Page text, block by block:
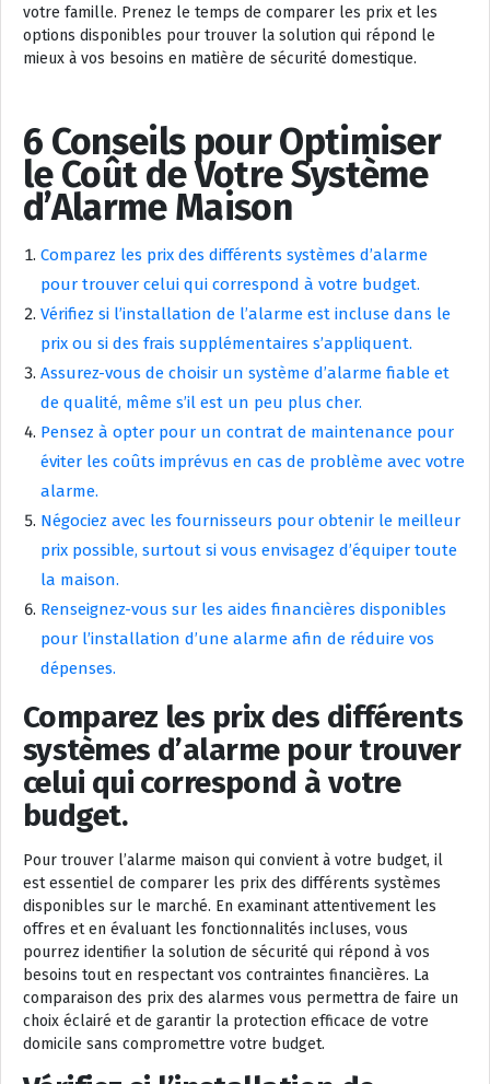
votre famille. Prenez le temps de comparer les prix et les
options disponibles pour trouver la solution qui répond le
mieux à vos besoins en matière de sécurité domestique.
6 Conseils pour Optimiser
le Coût de Votre Système
d’Alarme Maison
Comparez les prix des différents systèmes d’alarme
pour trouver celui qui correspond à votre budget.
Vérifiez si l’installation de l’alarme est incluse dans le
prix ou si des frais supplémentaires s’appliquent.
Assurez-vous de choisir un système d’alarme fiable et
de qualité, même s’il est un peu plus cher.
Pensez à opter pour un contrat de maintenance pour
éviter les coûts imprévus en cas de problème avec votre
alarme.
Négociez avec les fournisseurs pour obtenir le meilleur
prix possible, surtout si vous envisagez d’équiper toute
la maison.
Renseignez-vous sur les aides financières disponibles
pour l’installation d’une alarme afin de réduire vos
dépenses.
Comparez les prix des différents
systèmes d’alarme pour trouver
celui qui correspond à votre
budget.
Pour trouver l’alarme maison qui convient à votre budget, il
est essentiel de comparer les prix des différents systèmes
disponibles sur le marché. En examinant attentivement les
offres et en évaluant les fonctionnalités incluses, vous
pourrez identifier la solution de sécurité qui répond à vos
besoins tout en respectant vos contraintes financières. La
comparaison des prix des alarmes vous permettra de faire un
choix éclairé et de garantir la protection efficace de votre
domicile sans compromettre votre budget.